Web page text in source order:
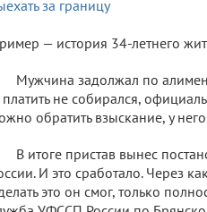
— история 34-летнего
Мужчина задолжал по
не собирался,
обратить взыскание, у
В итоге пристав вынес
И это сработало. Через
это он смог, только